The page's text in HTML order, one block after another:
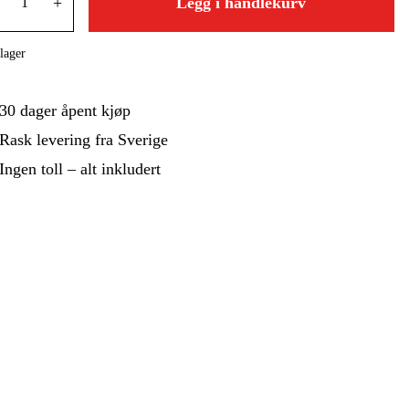
Og Fritid
30 dager åpent kjøp
Rask levering fra Sverige
Ingen toll – alt inkludert